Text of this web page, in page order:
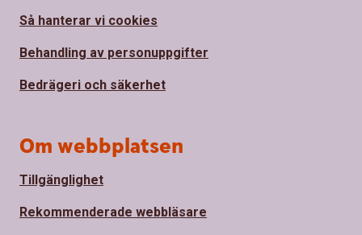
Så hanterar vi cookies
Behandling av personuppgifter
Bedrägeri och säkerhet
Om webbplatsen
Tillgänglighet
Rekommenderade webbläsare